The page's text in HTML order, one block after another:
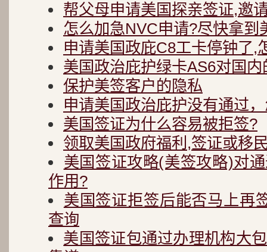
帮父母申请美国探亲签证,邀
怎么加急NVC申请?尽快拿到
申请美国政庇C8工卡停钟了,
美国政治庇护绿卡AS6对国
保护美签客户的隐私
申请美国政治庇护没有通过
美国签证为什么容易被拒签?
领取美国政府福利,签证或移
美国签证攻略(美签攻略)对
作用?
美国签证拒签后能否马上再
查询
美国签证包通过办理机构大